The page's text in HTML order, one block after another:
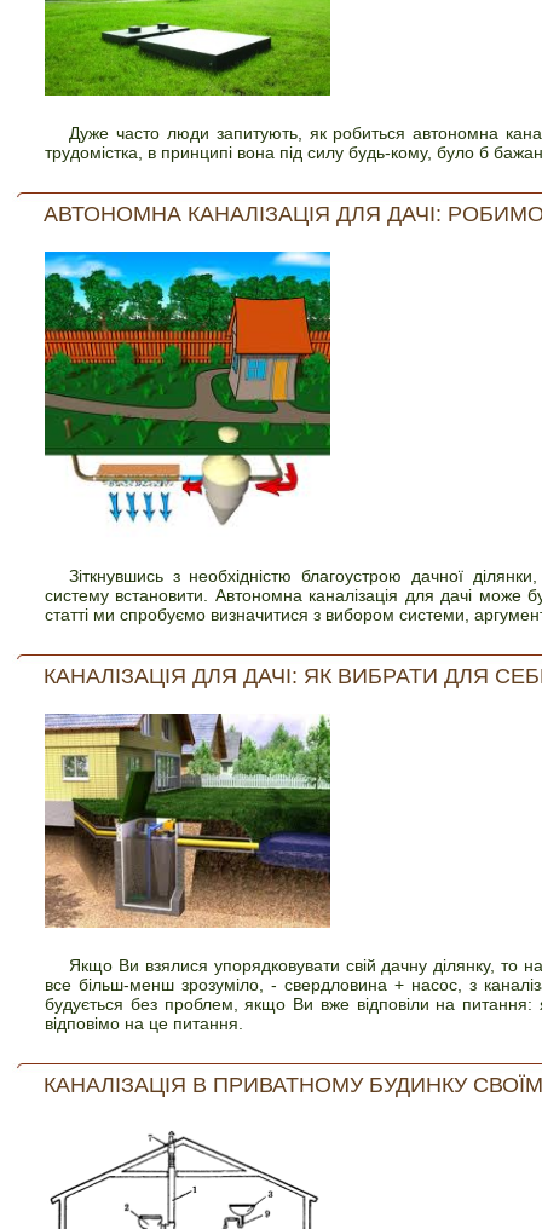
Дуже часто люди запитують, як робиться автономна
трудомістка, в принципі вона під силу будь-кому, було б
АВТОНОМНА КАНАЛІЗАЦІЯ ДЛЯ ДАЧІ:
Зіткнувшись з необхідністю благоустрою дачної
систему встановити. Автономна каналізація для дачі може
статті ми спробуємо визначитися з вибором системи,
КАНАЛІЗАЦІЯ ДЛЯ ДАЧІ: ЯК ВИБРАТИ ДЛЯ
Якщо Ви взялися упорядковувати свій дачну ділянку, то
все більш-менш зрозуміло, - свердловина + насос, з
будується без проблем, якщо Ви вже відповіли на
відповімо на це питання.
КАНАЛІЗАЦІЯ В ПРИВАТНОМУ БУДИНКУ